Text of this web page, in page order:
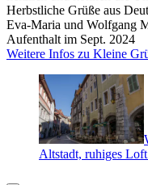
Herbstliche Grüße aus
Eva-Maria und Wolfgang
Aufenthalt im Sept. 2024
Weitere Infos zu Kleine
Altstadt, ruhiges